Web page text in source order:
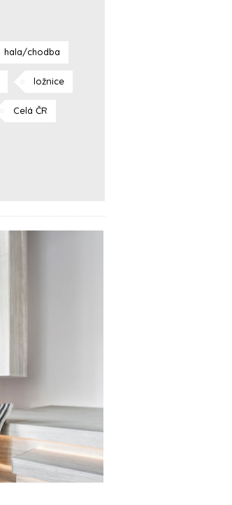
hala/chodba
ložnice
Celá ČR